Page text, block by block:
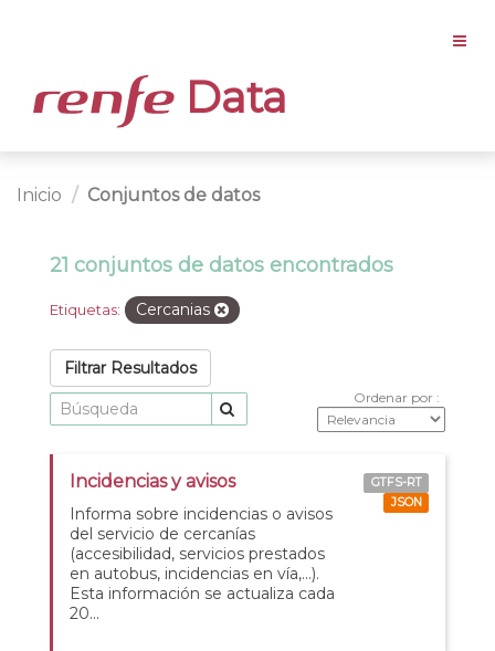
Data
Inicio Conjuntos de datos
21 conjuntos de datos encontrados
Etiquetas: Cercanias
Filtrar Resultados
Ordenar por
Incidencias y avisos
Informa sobre incidencias o avisos
del servicio de cercanías
(accesibilidad, servicios prestados
en autobus, incidencias en vía,...).
Esta información se actualiza cada
20...
GTFS-RT
JSON